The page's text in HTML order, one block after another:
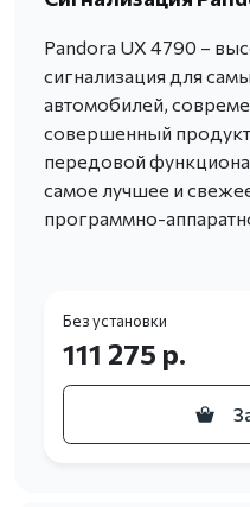
Pandora UX 4790 –
сигнализация для
автомобилей,
совершенный
передовой
самое лучшее и
программно-
Без установки
111 275 р.